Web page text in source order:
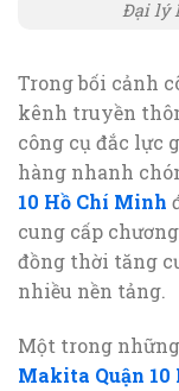
Đại lý
Trong bối cảnh
kênh truyền
công cụ đắc lực
hàng nhanh
10 Hồ Chí Minh
cung cấp
đồng thời tăng
nhiều nền tảng.
Một trong
Makita Quận